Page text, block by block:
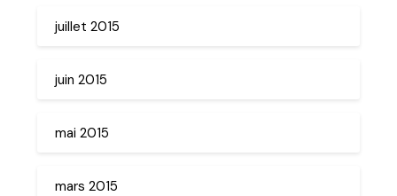
juillet 2015
juin 2015
mai 2015
mars 2015